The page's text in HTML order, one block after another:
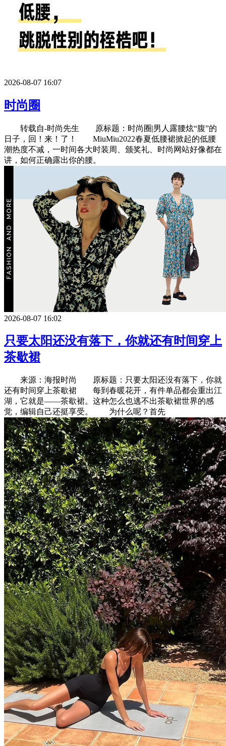
2026-08-07 16:07
时尚圈
转载自-时尚先生 原标题：时尚圈|男人露腰炫“腹”的
日子，回！来！了！ MiuMiu2022春夏低腰裙掀起的低腰
潮热度不减，一时间各大时装周、颁奖礼、时尚网站好像都在
讲，如何正确露出你的腰。
2026-08-07 16:02
只要太阳还没有落下，你就还有时间穿上
茶歇裙
来源：海报时尚 原标题：只要太阳还没有落下，你就
还有时间穿上茶歇裙 每到春暖花开，有件单品都会重出江
湖，它就是——茶歇裙。这种怎么也逃不出茶歇裙世界的感
觉，编辑自己还挺享受。 为什么呢？首先